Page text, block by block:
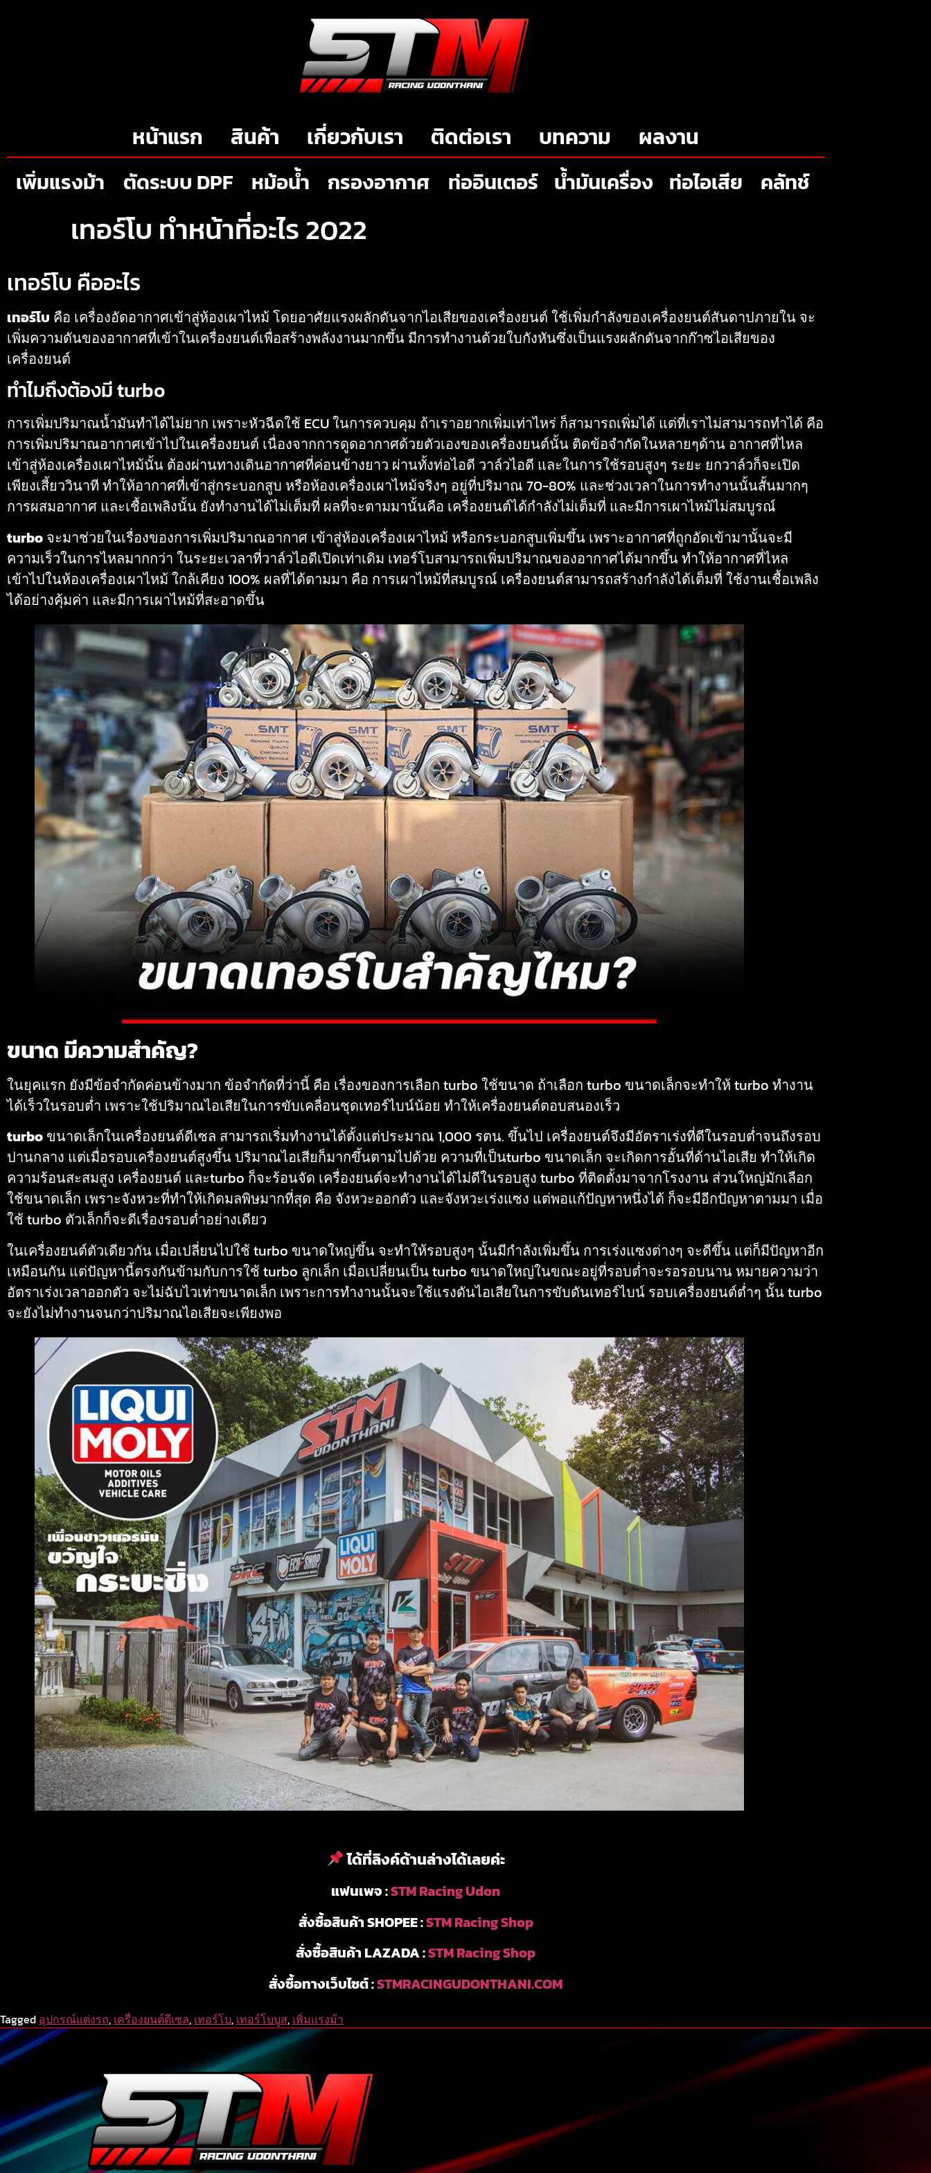
หน้าแรก สินค้า เกี่ยวกับเรา ติดต่อเรา บทความ ผลงาน
เพิ่มแรงม้า ตัดระบบ DPF หม้อน้ำ กรองอากาศ ท่ออินเตอร์ น้ำมันเครื่อง ท่อไอเสีย คลัทช์
เทอร์โบ ทำหน้าที่อะไร 2022
เทอร์โบ คืออะไร
เทอร์โบ คือ เครื่องอัดอากาศเข้าสู่ห้องเผาไหม้ โดยอาศัยแรงผลักดันจากไอเสียของเครื่องยนต์ ใช้เพิ่มกำลังของเครื่องยนต์สันดาปภายใน จะ
เพิ่มความดันของอากาศที่เข้าในเครื่องยนต์เพื่อสร้างพลังงานมากขึ้น มีการทำงานด้วยใบกังหันซึ่งเป็นแรงผลักดันจากก๊าซไอเสียของ
เครื่องยนต์
ทำไมถึงต้องมี turbo
การเพิ่มปริมาณน้ำมันทำได้ไม่ยาก เพราะหัวฉีดใช้ ECU ในการควบคุม ถ้าเราอยากเพิ่มเท่าไหร่ ก็สามารถเพิ่มได้ แต่ที่เราไม่สามารถทำได้ คือ
การเพิ่มปริมาณอากาศเข้าไปในเครื่องยนต์ เนื่องจากการดูดอากาศด้วยตัวเองของเครื่องยนต์นั้น ติดข้อจำกัดในหลายๆด้าน อากาศที่ไหล
เข้าสู่ห้องเครื่องเผาไหม้นั้น ต้องผ่านทางเดินอากาศที่ค่อนข้างยาว ผ่านทั้งท่อไอดี วาล์วไอดี และในการใช้รอบสูงๆ ระยะ ยกวาล์วก็จะเปิด
เพียงเสี้ยววินาที ทำให้อากาศที่เข้าสู่กระบอกสูบ หรือห้องเครื่องเผาไหม้จริงๆ อยู่ที่ปริมาณ 70-80% และช่วงเวลาในการทำงานนั้นสั้นมากๆ
การผสมอากาศ และเชื้อเพลิงนั้น ยังทำงานได้ไม่เต็มที่ ผลที่จะตามมานั้นคือ เครื่องยนต์ได้กำลังไม่เต็มที่ และมีการเผาไหม้ไม่สมบูรณ์
turbo จะมาช่วยในเรื่องของการเพิ่มปริมาณอากาศ เข้าสู่ห้องเครื่องเผาไหม้ หรือกระบอกสูบเพิ่มขึ้น เพราะอากาศที่ถูกอัดเข้ามานั้นจะมี
ความเร็วในการไหลมากกว่า ในระยะเวลาที่วาล์วไอดีเปิดเท่าเดิม เทอร์โบสามารถเพิ่มปริมาณของอากาศได้มากขึ้น ทำให้อากาศที่ไหล
เข้าไปในห้องเครื่องเผาไหม้ ใกล้เคียง 100% ผลที่ได้ตามมา คือ การเผาไหม้ที่สมบูรณ์ เครื่องยนต์สามารถสร้างกำลังได้เต็มที่ ใช้งานเชื้อเพลิง
ได้อย่างคุ้มค่า และมีการเผาไหม้ที่สะอาดขึ้น
ขนาด มีความสำคัญ?
ในยุคแรก ยังมีข้อจำกัดค่อนข้างมาก ข้อจำกัดที่ว่านี้ คือ เรื่องของการเลือก turbo ใช้ขนาด ถ้าเลือก turbo ขนาดเล็กจะทำให้ turbo ทำงาน
ได้เร็วในรอบต่ำ เพราะใช้ปริมาณไอเสียในการขับเคลื่อนชุดเทอร์ไบน์น้อย ทำให้เครื่องยนต์ตอบสนองเร็ว
turbo ขนาดเล็กในเครื่องยนต์ดีเซล สามารถเริ่มทำงานได้ตั้งแต่ประมาณ 1,000 รตน. ขึ้นไป เครื่องยนต์จึงมีอัตราเร่งที่ดีในรอบต่ำจนถึงรอบ
ปานกลาง แต่เมื่อรอบเครื่องยนต์สูงขึ้น ปริมาณไอเสียก็มากขึ้นตามไปด้วย ความที่เป็นturbo ขนาดเล็ก จะเกิดการอั้นที่ด้านไอเสีย ทำให้เกิด
ความร้อนสะสมสูง เครื่องยนต์ และturbo ก็จะร้อนจัด เครื่องยนต์จะทำงานได้ไม่ดีในรอบสูง turbo ที่ติดตั้งมาจากโรงงาน ส่วนใหญ่มักเลือก
ใช้ขนาดเล็ก เพราะจังหวะที่ทำให้เกิดมลพิษมากที่สุด คือ จังหวะออกตัว และจังหวะเร่งแซง แต่พอแก้ปัญหาหนึ่งได้ ก็จะมีอีกปัญหาตามมา เมื่อ
ใช้ turbo ตัวเล็กก็จะดีเรื่องรอบต่ำอย่างเดียว
ในเครื่องยนต์ตัวเดียวกัน เมื่อเปลี่ยนไปใช้ turbo ขนาดใหญ่ขึ้น จะทำให้รอบสูงๆ นั้นมีกำลังเพิ่มขึ้น การเร่งแซงต่างๆ จะดีขึ้น แต่ก็มีปัญหาอีก
เหมือนกัน แต่ปัญหานี้ตรงกันข้ามกับการใช้ turbo ลูกเล็ก เมื่อเปลี่ยนเป็น turbo ขนาดใหญ่ในขณะอยู่ที่รอบต่ำจะรอรอบนาน หมายความว่า
อัตราเร่งเวลาออกตัว จะไม่ฉับไวเท่าขนาดเล็ก เพราะการทำงานนั้นจะใช้แรงดันไอเสียในการขับดันเทอร์ไบน์ รอบเครื่องยนต์ต่ำๆ นั้น turbo
จะยังไม่ทำงานจนกว่าปริมาณไอเสียจะเพียงพอ
ได้ที่ลิงค์ด้านล่างได้เลยค่ะ
แฟนเพจ :STM Racing Udon
สั่งซื้อสินค้า SHOPEE :STM Racing Shop
สั่งซื้อสินค้า LAZADA :STM Racing Shop
สั่งซื้อทางเว็บไซต์ :STMRACINGUDONTHANI.COM
Tagged อุปกรณ์แต่งรถ, เครื่องยนต์ดีเซล, เทอร์โบ, เทอร์โบบูส, เพิ่มแรงม้า